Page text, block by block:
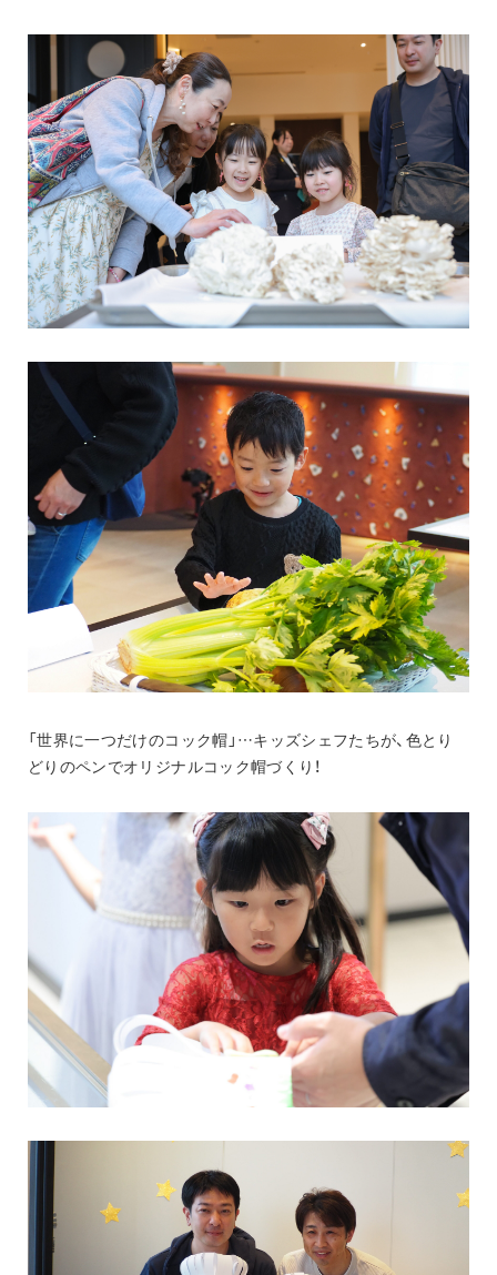
「世界に一つだけのコック帽」…キッズシェフたちが、色とり
どりのペンでオリジナルコック帽づくり！